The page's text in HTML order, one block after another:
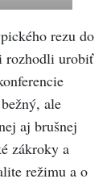
rezu do
rozhodli urobiť
ale
aj brušnej
zákroky a
režimu a o